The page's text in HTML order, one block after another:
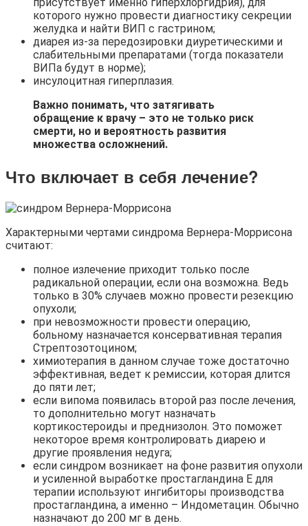
которого нужно провести диагностику секреции
желудка и найти ВИП с гастрином;
диарея из-за передозировки диуретическими и
слабительными препаратами (тогда показатели
ВИПа будут в норме);
инсулоцитная гиперплазия.
Важно понимать, что затягивать
обращение к врачу – это не только риск
смерти, но и вероятность развития
множества осложнений.
Что включает в себя лечение?
Характерными чертами синдрома Вернера-Моррисона
считают:
полное излечение приходит только после
радикальной операции, если она возможна. Ведь
только в 30% случаев можно провести резекцию
опухоли;
при невозможности провести операцию,
больному назначается консервативная терапия
Стрептозотоцином;
химиотерапия в данном случае тоже достаточно
эффективная, ведет к ремиссии, которая длится
до пяти лет;
если випома появилась второй раз после лечения,
то дополнительно могут назначать
кортикостероиды и преднизолон. Это поможет
некоторое время контролировать диарею и
другие проявления недуга;
если синдром возникает на фоне развития опухоли
и усиленной выработке простагландина Е для
терапии используют ингибиторы производства
простагландина, а именно – Индометацин. Обычно
назначают до 200 мг в день.